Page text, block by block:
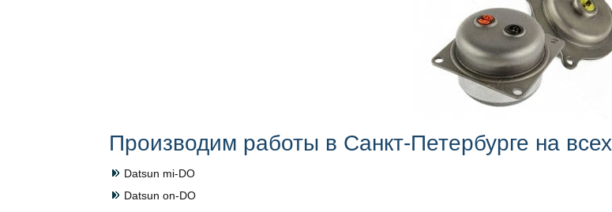
Производим работы в Санкт-Петербурге на
Datsun mi-DO
Datsun on-DO